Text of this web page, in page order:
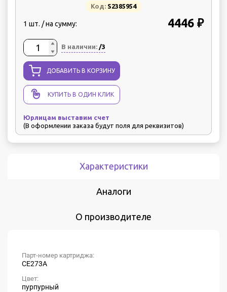
Код: S2385954
1 шт. / на сумму: 4446 ₽
В наличии: /3
ДОБАВИТЬ В КОРЗИНУ
КУПИТЬ В ОДИН КЛИК
Юрлицам выставим счет
(В оформлении заказа будут поля для реквизитов)
Характеристики
Аналоги
О производителе
Парт-номер картриджа:
CE273A
Цвет:
пурпурный